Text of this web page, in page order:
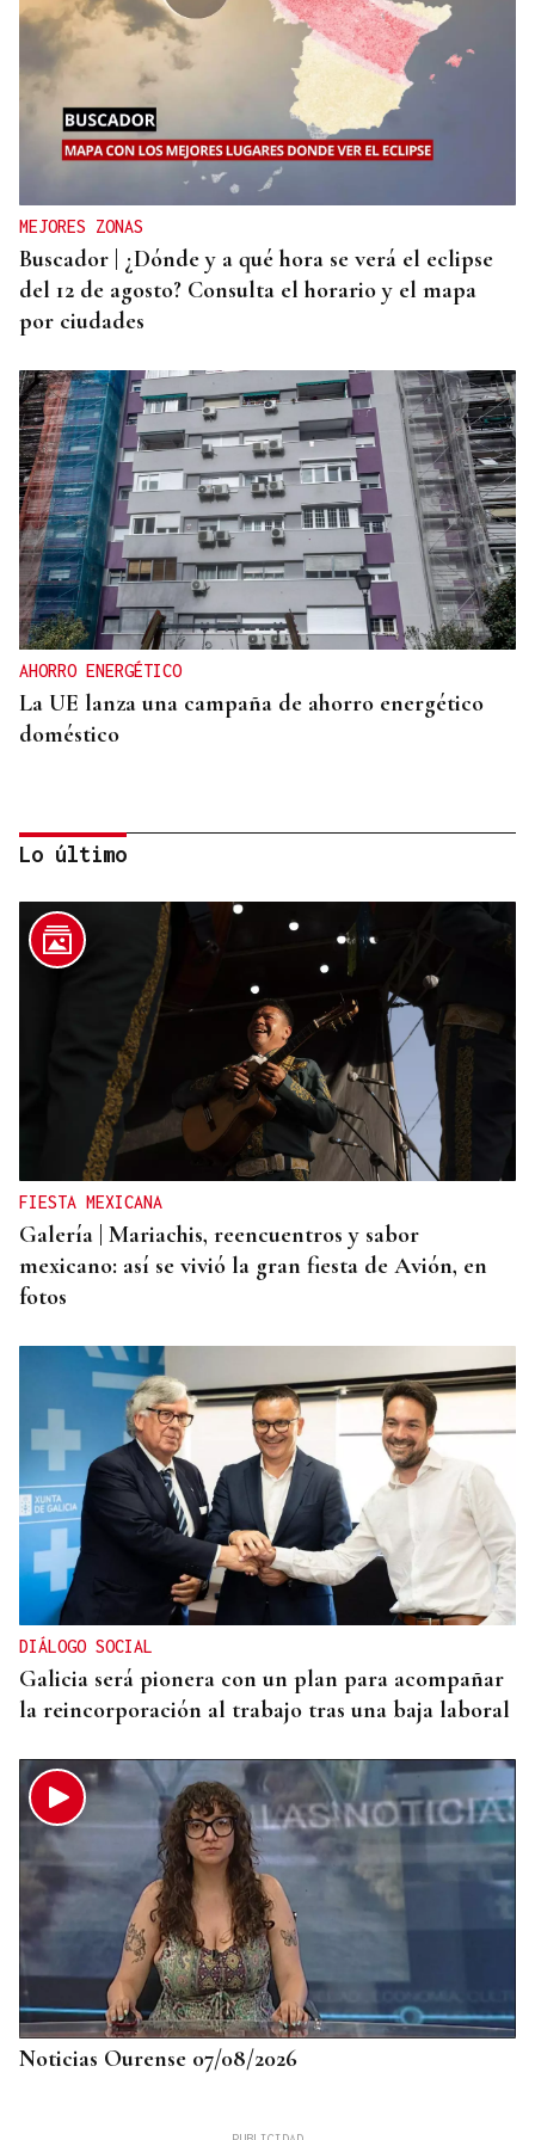
MEJORES ZONAS
Buscador | ¿Dónde y a qué hora se verá el eclipse
del 12 de agosto? Consulta el horario y el mapa
por ciudades
AHORRO ENERGÉTICO
La UE lanza una campaña de ahorro energético
doméstico
ORÁCULO DAS BURGAS
Horóscopo del día: viernes, 7 de agosto
Lo último
FIESTA MEXICANA
Galería | Mariachis, reencuentros y sabor
mexicano: así se vivió la gran fiesta de Avión, en
fotos
DIÁLOGO SOCIAL
Galicia será pionera con un plan para acompañar
la reincorporación al trabajo tras una baja laboral
Noticias Ourense 07/08/2026